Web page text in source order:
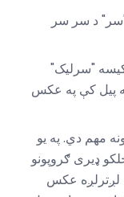
"سر" د سر سر
کیسه "سرلیک"
پیل کې په عکس
مهم دي. په یو
ډیری ګروپونو
لږترلږه عکس